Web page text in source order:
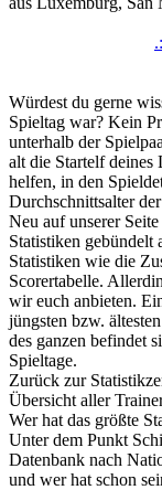
Würdest du gerne
Spieltag war? Kein
unterhalb der
alt die Startelf
helfen, in den
Durchschnittsalter
Neu auf unserer
Statistiken gebündelt
Statistiken wie die
Scorertabelle.
wir euch anbieten.
jüngsten bzw.
des ganzen befindet
Spieltage.
Zurück zur
Übersicht aller
Wer hat das größte
Unter dem Punkt
Datenbank nach
und wer hat schon